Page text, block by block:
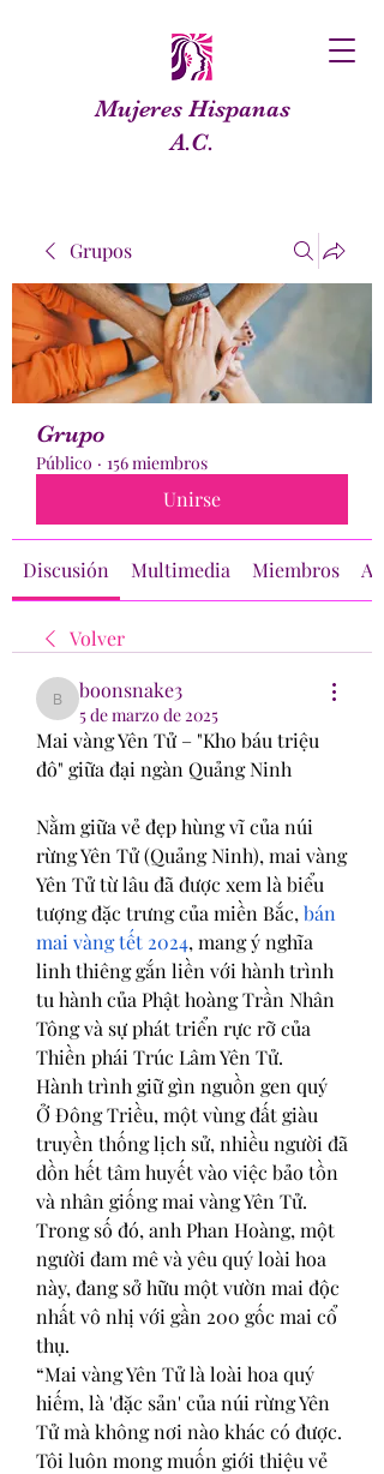
Mujeres Hispanas
A.C.
Grupos
Grupo
Público · 156 miembros
Unirse
Discusión Multimedia Miembros
Volver
boonsnake3
boonsnake3
5 de marzo de 2025
Mai vàng Yên Tử – "Kho báu triệu
đô" giữa đại ngàn Quảng Ninh
Nằm giữa vẻ đẹp hùng vĩ của núi
rừng Yên Tử (Quảng Ninh), mai vàng
Yên Tử từ lâu đã được xem là biểu
tượng đặc trưng của miền Bắc, bán
mai vàng tết 2024, mang ý nghĩa
linh thiêng gắn liền với hành trình
tu hành của Phật hoàng Trần Nhân
Tông và sự phát triển rực rỡ của
Thiền phái Trúc Lâm Yên Tử.
Hành trình giữ gìn nguồn gen quý
Ở Đông Triều, một vùng đất giàu
truyền thống lịch sử, nhiều người đã
dồn hết tâm huyết vào việc bảo tồn
và nhân giống mai vàng Yên Tử.
Trong số đó, anh Phan Hoàng, một
người đam mê và yêu quý loài hoa
này, đang sở hữu một vườn mai độc
nhất vô nhị với gần 200 gốc mai cổ
thụ.
“Mai vàng Yên Tử là loài hoa quý
hiếm, là 'đặc sản' của núi rừng Yên
Tử mà không nơi nào khác có được.
Tôi luôn mong muốn giới thiệu vẻ